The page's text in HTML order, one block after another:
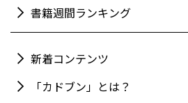
書籍週間ランキング
新着コンテンツ
「カドブン」とは？